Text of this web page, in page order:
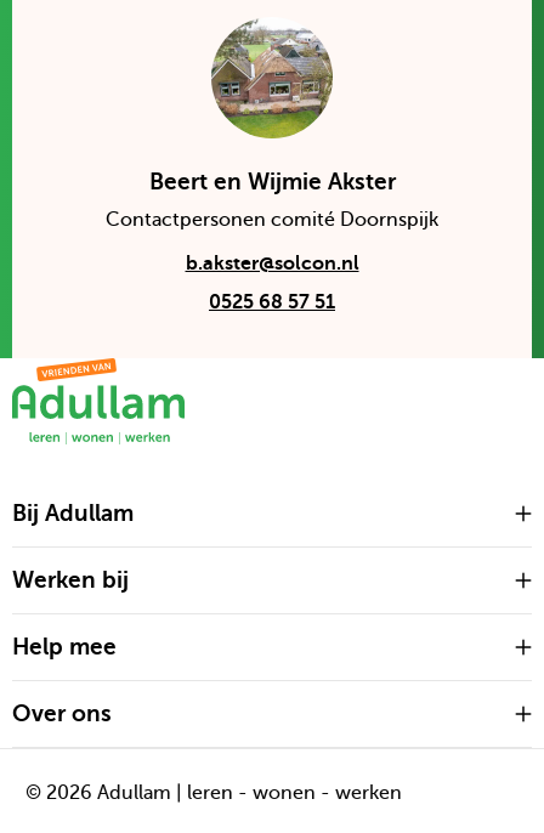
Beert en Wijmie Akster
Contactpersonen comité Doornspijk
b.akster@solcon.nl
z
e
i
n
0525 68 57 51
Bij Adullam
Werken bij
Help mee
Over ons
© 2026 Adullam | leren - wonen - werken